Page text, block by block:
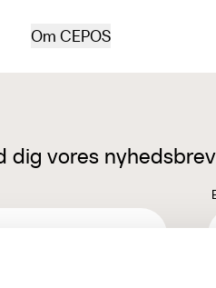
Om CEPOS
dig vores nyhedsbrev